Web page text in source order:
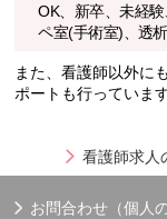
OK、新卒、未経
ペ室(手術室)、透
また、看護師以外に
ポートも行っています
看護師求人
お問合わせ（個人